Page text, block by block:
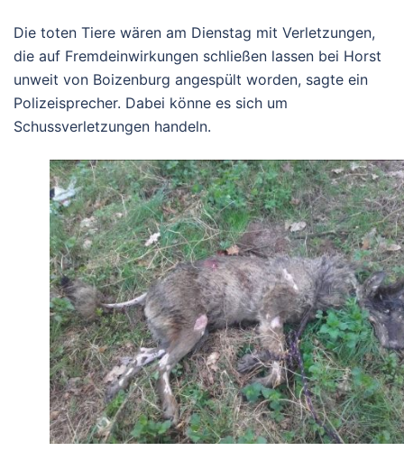
Die toten Tiere wären am Dienstag mit Verletzungen,
die auf Fremdeinwirkungen schließen lassen bei Horst
unweit von Boizenburg angespült worden, sagte ein
Polizeisprecher. Dabei könne es sich um
Schussverletzungen handeln.